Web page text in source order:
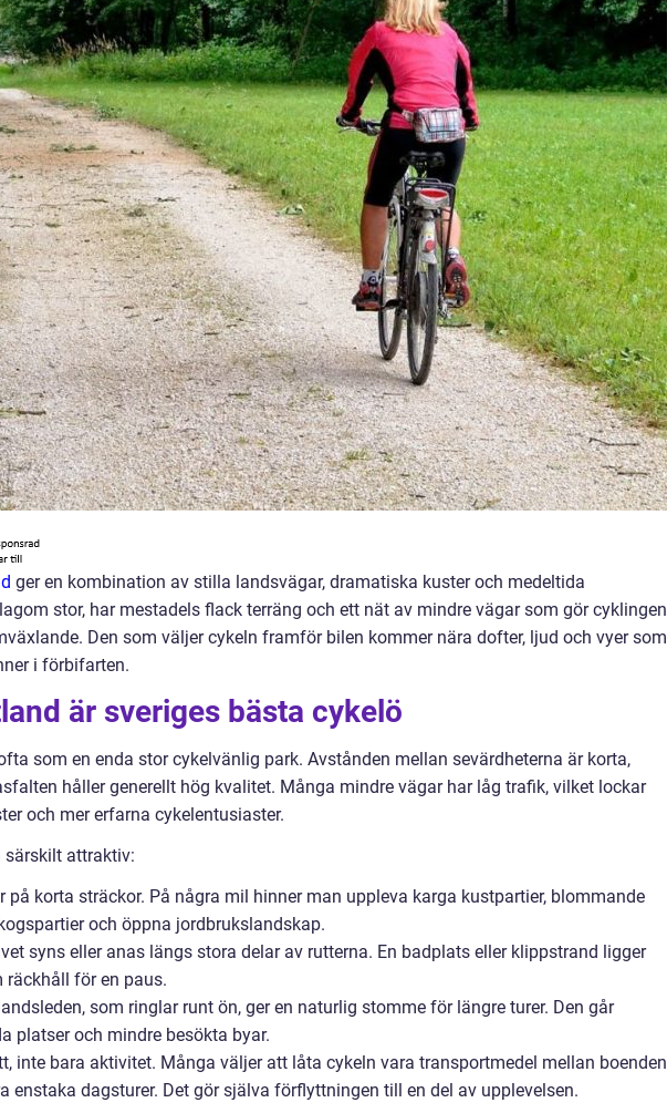
ger en kombination av stilla landsvägar, dramatiska kuster och medeltida
stor, har mestadels flack terräng och ett nät av mindre vägar som gör cyklingen
Den som väljer cykeln framför bilen kommer nära dofter, ljud och vyer som
i förbifarten.
är sveriges bästa cykelö
som en enda stor cykelvänlig park. Avstånden mellan sevärdheterna är korta,
håller generellt hög kvalitet. Många mindre vägar har låg trafik, vilket lockar
och mer erfarna cykelentusiaster.
särskilt attraktiv:
på korta sträckor. På några mil hinner man uppleva karga kustpartier, blommande
och öppna jordbrukslandskap.
syns eller anas längs stora delar av rutterna. En badplats eller klippstrand ligger
för en paus.
som ringlar runt ön, ger en naturlig stomme för längre turer. Den går
platser och mindre besökta byar.
inte bara aktivitet. Många väljer att låta cykeln vara transportmedel mellan boenden
enstaka dagsturer. Det gör själva förflyttningen till en del av upplevelsen.